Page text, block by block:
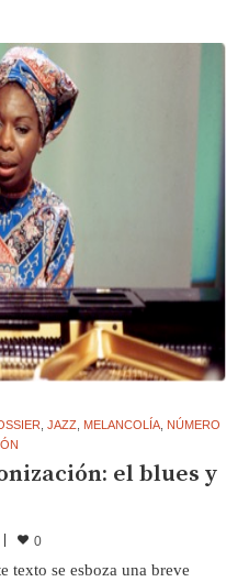
JAZZ MELANCOLÍA, NÚMERO
el blues y
0
texto se esboza una breve